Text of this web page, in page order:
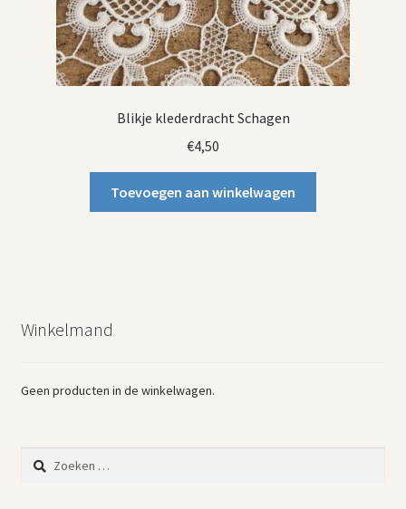
Blikje klederdracht Schagen
€4,50
Toevoegen aan winkelwagen
Winkelmand
Geen producten in de winkelwagen.
Zoeken
naar: